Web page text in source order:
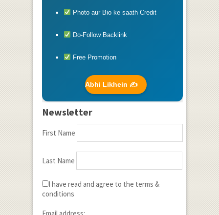
Photo aur Bio ke saath Credit
Do-Follow Backlink
Free Promotion
Abhi Likhein ✍️
Newsletter
First Name
Last Name
I have read and agree to the terms &
conditions